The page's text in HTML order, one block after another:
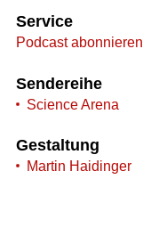
Service
Podcast abonnieren
Sendereihe
Science Arena
Gestaltung
Martin Haidinger